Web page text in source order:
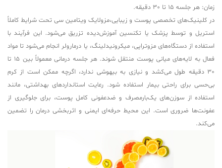
زمان: هر جلسه 15 تا 30 دقیقه.
در کلینیک‌های تخصصی پوست و زیبایی،مزولایک ویتامین سی تحت شرایط کاملاً
استریل و توسط پزشک یا تکنسین آموزش‌دیده تزریق می‌شود. این فرآیند با
استفاده از دستگاه‌های مزوتراپی، میکرونیدلینگ، یا درمارولر انجام می‌شود تا مواد
فعال به لایه‌های میانی پوست منتقل شوند. هر جلسه درمانی معمولاً بین 15 تا
30 دقیقه طول می‌کشد و نیازی به بیهوشی ندارد، اگرچه ممکن است از کرم
بی‌حسی برای راحتی بیمار استفاده شود. رعایت استانداردهای بهداشتی، مانند
استفاده از سوزن‌های یک‌بارمصرف و ضدعفونی کامل پوست، برای جلوگیری از
عفونت‌ها ضروری است. این محیط حرفه‌ای ایمنی و اثربخشی درمان را تضمین
می‌کند.